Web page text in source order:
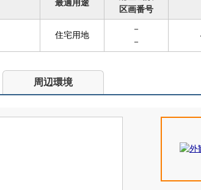
最適用途
区画番号
住宅用地
－
－
周辺環境